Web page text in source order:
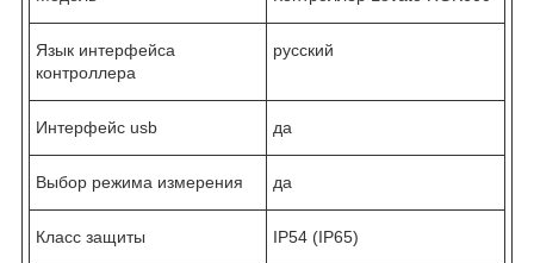
Язык интерфейса
контроллера
русский
Интерфейс usb да
Выбор режима измерения да
Класс защиты IP54 (IP65)